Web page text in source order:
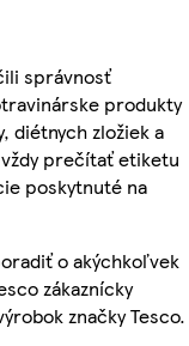
správnosť
produkty
diétnych zložiek a
prečítať etiketu
poskytnuté na
o akýchkoľvek
zákaznícky
značky Tesco.